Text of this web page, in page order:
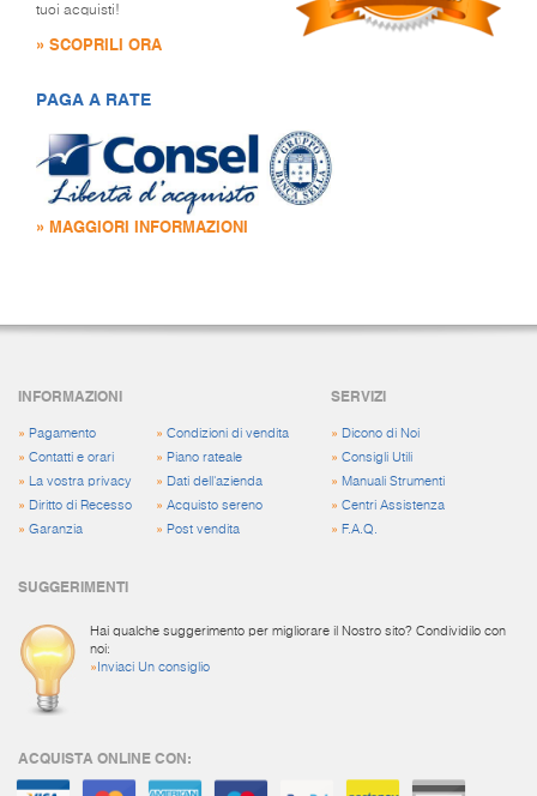
tuoi acquisti!
» SCOPRILI ORA
PAGA A RATE
» MAGGIORI INFORMAZIONI
INFORMAZIONI
» Pagamento
» Contatti e orari
»
La vostra privacy
» Diritto di Recesso
» Garanzia
» Condizioni di vendita
» Piano rateale
» Dati dell'azienda
» Acquisto sereno
» Post vendita
SERVIZI
» Dicono di Noi
»Consigli Utili
» Manuali Strumenti
»Centri Assistenza
» F.A.Q.
SUGGERIMENTI
Hai qualche suggerimento per migliorare il Nostro sito? Condividilo con
noi:
» Inviaci Un consiglio
ACQUISTA ONLINE CON: